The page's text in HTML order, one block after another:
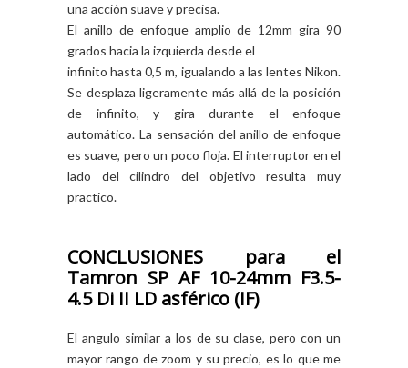
una acción suave y precisa.
El anillo de enfoque amplio de 12mm gira 90
grados hacia la izquierda desde el
infinito hasta 0,5 m, igualando a las lentes Nikon.
Se desplaza ligeramente más allá de la posición
de infinito, y gira durante el enfoque
automático. La sensación del anillo de enfoque
es suave, pero un poco floja. El interruptor en el
lado del cilindro del objetivo resulta muy
practico.
CONCLUSIONES para el
Tamron SP AF 10-24mm F3.5-
4.5 Di II LD asférico (IF)
El angulo similar a los de su clase, pero con un
mayor rango de zoom y su precio, es lo que me